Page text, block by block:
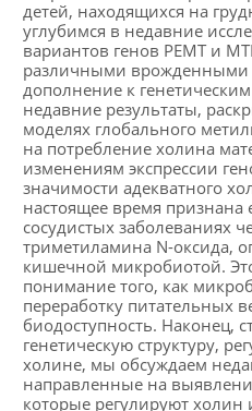
детей, находящихся на
углубимся в недавние
вариантов генов PEMT и
различными врожденными
дополнение к
недавние результаты,
моделях глобального
на потребление холина
изменениям экспрессии
значимости адекватного
настоящее время признана
сосудистых заболеваниях
триметиламина N-оксида,
кишечной микробиотой.
понимание того, как
переработку питательных
биодоступность. Наконец,
генетическую структуру,
холине, мы обсуждаем
направленные на
которые регулируют холин